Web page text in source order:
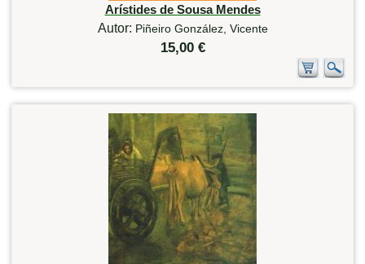
Arístides de Sousa Mendes
Autor: Piñeiro González, Vicente
15,00 €